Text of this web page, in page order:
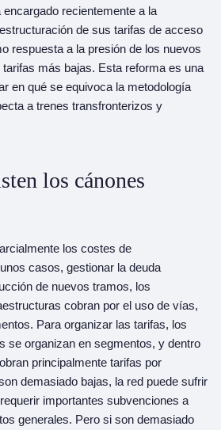
encargado recientemente a la
de sus tarifas de acceso
respuesta a la presión de los nuevos
más bajas. Esta reforma es una
en qué se equivoca la metodología
a trenes transfronterizos y
los cánones
los costes de
casos, gestionar la deuda
de nuevos tramos, los
cobran por el uso de vías,
Para organizar las tarifas, los
se organizan en segmentos, y dentro
principalmente tarifas por
demasiado bajas, la red puede sufrir
importantes subvenciones a
generales. Pero si son demasiado